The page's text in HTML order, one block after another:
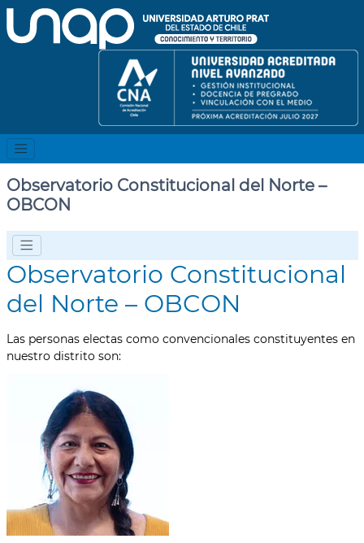
Observatorio Constitucional del Norte –
OBCON
Observatorio Constitucional
del Norte – OBCON
Las personas electas como convencionales constituyentes en
nuestro distrito son: